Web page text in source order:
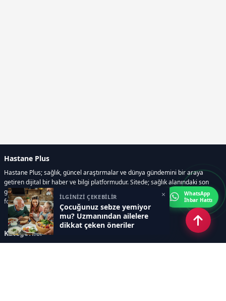
İLGİNİZİ ÇEKEBİLİR
Çocuğunuz sebze yemiyor
mu? Uzmanından ailelere
dikkat çeken öneriler
×
Hastane Plus
Hastane Plus; sağlık, güncel araştırmalar ve dünya gündemini bir araya
getiren dijital bir haber ve bilgi platformudur. Sitede; sağlık alanındaki son
gelişmeler, bilimsel araştırmalar, yaşam rehberleri, resmi ilanlar, video ve
fotoğraf galerileri ve e-gazete içerikleri yer almaktadır.
Kategoriler
WhatsApp
İhbar Hattı